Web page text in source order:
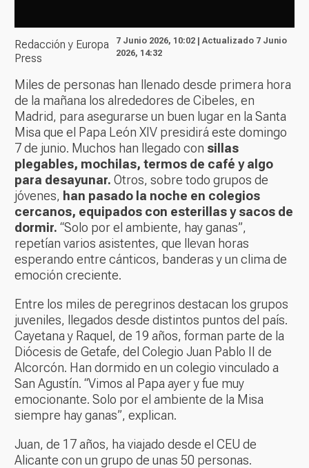
Redacción y Europa
Press
7 Junio 2026, 10:02 | Actualizado 7 Junio
2026, 14:32
Miles de personas han llenado desde primera hora
de la mañana los alrededores de Cibeles, en
Madrid, para asegurarse un buen lugar en la Santa
Misa que el Papa León XIV presidirá este domingo
7 de junio. Muchos han llegado con sillas
plegables, mochilas, termos de café y algo
para desayunar. Otros, sobre todo grupos de
jóvenes, han pasado la noche en colegios
cercanos, equipados con esterillas y sacos de
dormir. “Solo por el ambiente, hay ganas”,
repetían varios asistentes, que llevan horas
esperando entre cánticos, banderas y un clima de
emoción creciente.
Entre los miles de peregrinos destacan los grupos
juveniles, llegados desde distintos puntos del país.
Cayetana y Raquel, de 19 años, forman parte de la
Diócesis de Getafe, del Colegio Juan Pablo II de
Alcorcón. Han dormido en un colegio vinculado a
San Agustín. “Vimos al Papa ayer y fue muy
emocionante. Solo por el ambiente de la Misa
siempre hay ganas”, explican.
Juan, de 17 años, ha viajado desde el CEU de
Alicante con un grupo de unas 50 personas.